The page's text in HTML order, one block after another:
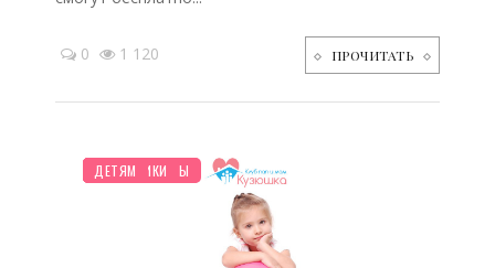
0 1 120 ПРОЧИТАТЬ
ДО ГОДА
НОВОСТИ МИРА
ОТДЫХ
ПЛАНИРОВАНИЕ
СЕМЬЯ
МУЛЬТФИЛЬМЫ
ПРАЗДНИКИ
ДЕТЯМ